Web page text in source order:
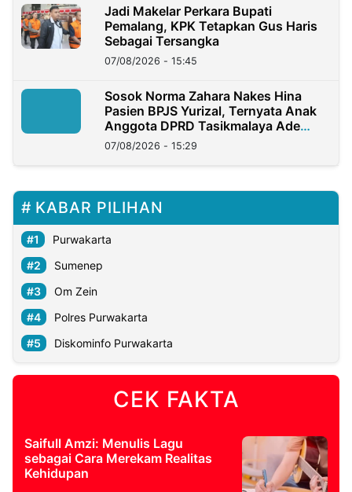
Jadi Makelar Perkara Bupati
Pemalang, KPK Tetapkan Gus Haris
Sebagai Tersangka
07/08/2026 - 15:45
Sosok Norma Zahara Nakes Hina
Pasien BPJS Yurizal, Ternyata Anak
Anggota DPRD Tasikmalaya Ade
Lukman
07/08/2026 - 15:29
KABAR PILIHAN
Purwakarta
Sumenep
Om Zein
Polres Purwakarta
Diskominfo Purwakarta
CEK FAKTA
Saifull Amzi: Menulis Lagu
sebagai Cara Merekam Realitas
Kehidupan